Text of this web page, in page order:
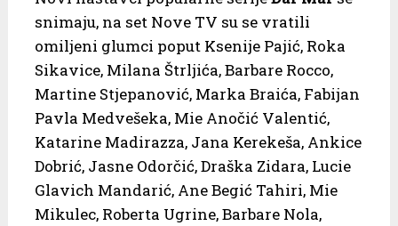
snimaju, na set Nove TV su se vratili
omiljeni glumci poput Ksenije Pajić, Roka
Sikavice, Milana Štrljića, Barbare Rocco,
Martine Stjepanović, Marka Braića, Fabijan
Pavla Medvešeka, Mie Anočić Valentić,
Katarine Madirazza, Jana Kerekeša, Ankice
Dobrić, Jasne Odorčić, Draška Zidara, Lucie
Glavich Mandarić, Ane Begić Tahiri, Mie
Mikulec, Roberta Ugrine, Barbare Nola,